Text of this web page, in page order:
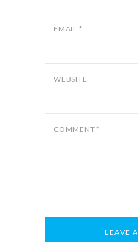
EMAIL *
WEBSITE
COMMENT *